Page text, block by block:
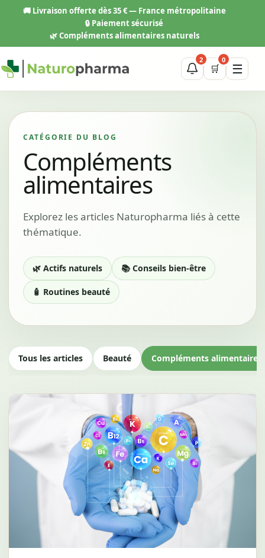
🚚 Livraison offerte dès 35 € — France métropolitaine
🔒 Paiement sécurisé
🌿 Compléments alimentaires naturels
2
🛒
0
☰
CATÉGORIE DU BLOG
Compléments
alimentaires
Explorez les articles Naturopharma liés à cette
thématique.
🌿 Actifs naturels 📚 Conseils bien-être
🧴 Routines beauté
Tous les articles Beauté Compléments alimentaires